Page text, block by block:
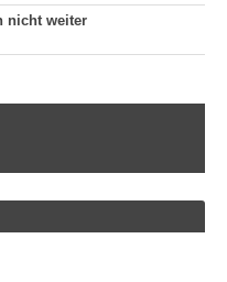
nicht weiter